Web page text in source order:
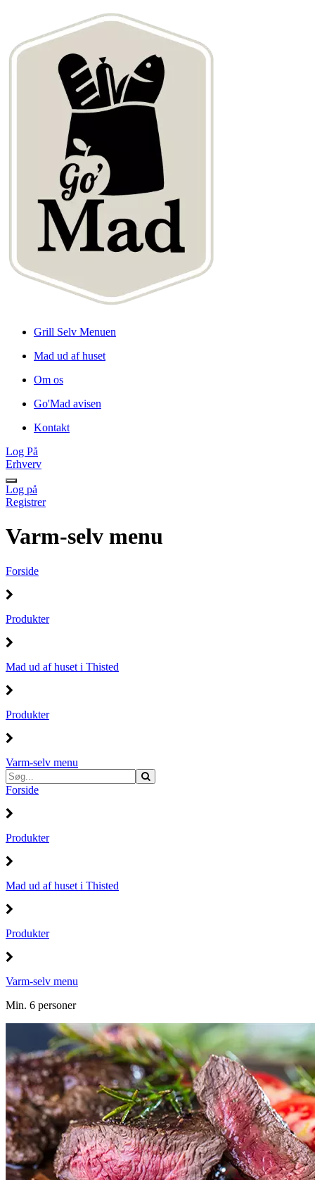
Grill Selv Menuen
Mad ud af huset
Om os
Go'Mad avisen
Kontakt
Log På
Erhverv
Log på
Registrer
Varm-selv menu
Forside
Produkter
Mad ud af huset i Thisted
Produkter
Varm-selv menu
Forside
Produkter
Mad ud af huset i Thisted
Produkter
Varm-selv menu
Min. 6 personer